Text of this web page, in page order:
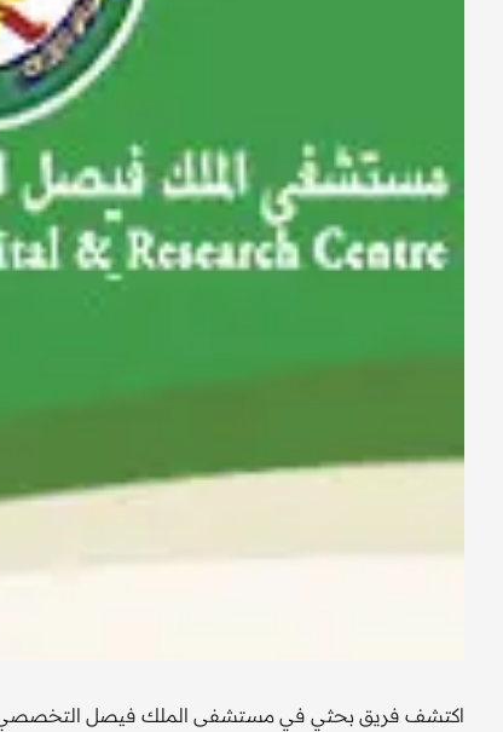
اكتشف فريق بحثي في مستشفى الملك فيصل التخصصي